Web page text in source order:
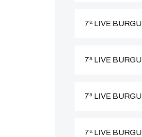
7ª LIVE
7ª LIVE
7ª LIVE
7ª LIVE